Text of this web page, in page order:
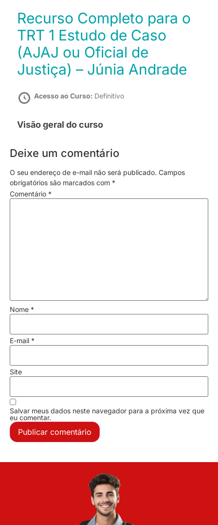
Recurso Completo para o
TRT 1 Estudo de Caso
(AJAJ ou Oficial de
Justiça) – Júnia Andrade
Acesso ao Curso: Definitivo
Visão geral do curso
Deixe um comentário
O seu endereço de e-mail não será publicado. Campos
obrigatórios são marcados com *
Comentário *
Nome *
E-mail *
Site
Salvar meus dados neste navegador para a próxima vez que
eu comentar.